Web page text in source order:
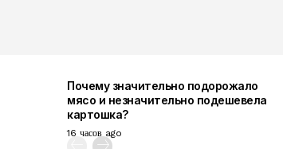
Почему значительно подорожало
мясо и незначительно подешевела
картошка?
16 часов ago